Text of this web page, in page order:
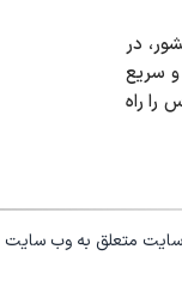
در
و سریع
را راه
متعلق به وب سایت